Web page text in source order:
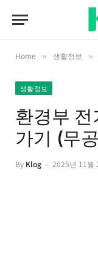
Home » 생활정보 »
생활정보
환경부
가기 (무
By Klog 2025년 11월